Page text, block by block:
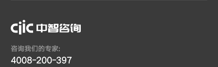
咨询我们的专家:
4008-200-397